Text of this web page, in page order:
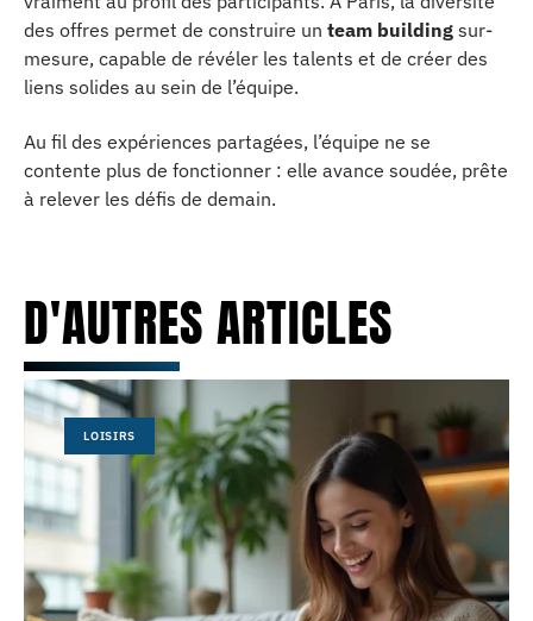
des offres permet de construire un team building sur-
mesure, capable de révéler les talents et de créer des
liens solides au sein de l’équipe.
Au fil des expériences partagées, l’équipe ne se
contente plus de fonctionner : elle avance soudée, prête
à relever les défis de demain.
D'AUTRES ARTICLES
LOISIRS